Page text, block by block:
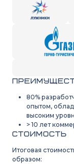
80%
опытом,
высоким
> 10 лет
Стоимость
Итоговая
образом: